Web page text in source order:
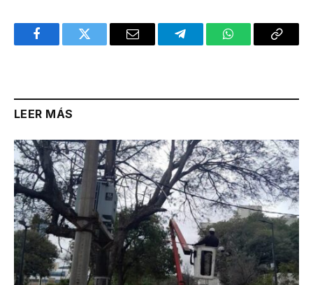
FacebookTwitter Email TelegramWhatsAppCopy
LEER MÁS